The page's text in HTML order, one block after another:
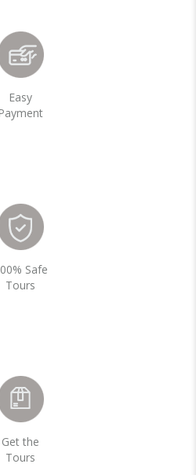
Easy
Payment
Safe
Tours
Get the
Tours